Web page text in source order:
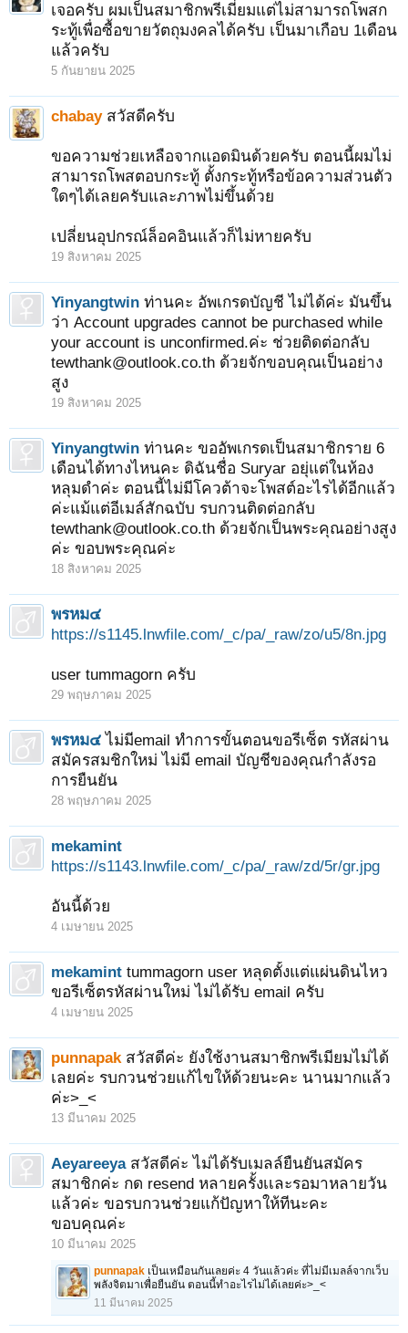
เจอครับ ผมเป็นสมาชิกพรีเมี่ยมแต่ไม่สามารถโพสก
ระทู้เพื่อซื้อขายวัตถุมงคลได้ครับ เป็นมาเกือบ 1เดือน
แล้วครับ
5 กันยายน 2025
chabay สวัสดีครับ
ขอความช่วยเหลือจากแอดมินด้วยครับ ตอนนี้ผมไม่
สามารถโพสตอบกระทู้ ตั้งกระทู้หรือข้อความส่วนตัว
ใดๆได้เลยครับและภาพไม่ขึ้นด้วย
เปลี่ยนอุปกรณ์ล็อคอินแล้วก็ไม่หายครับ
19 สิงหาคม 2025
Yinyangtwin ท่านคะ อัพเกรดบัญชี ไม่ได้ค่ะ มันขึ้น
ว่า Account upgrades cannot be purchased while
your account is unconfirmed.ค่ะ ช่วยติดต่อกลับ
tewthank@outlook.co.th ด้วยจักขอบคุณเป็นอย่าง
สูง
19 สิงหาคม 2025
Yinyangtwin ท่านคะ ขออัพเกรดเป็นสมาชิกราย 6
เดือนได้ทางไหนคะ ดิฉันชื่อ Suryar อยุ่แต่ในห้อง
หลุมดำค่ะ ตอนนี้ไม่มีโควต้าจะโพสต์อะไรได้อีกแล้ว
ค่ะแม้แต่อีเมล์สักฉบับ รบกวนติดต่อกลับ
tewthank@outlook.co.th ด้วยจักเป็นพระคุณอย่างสูง
ค่ะ ขอบพระคุณค่ะ
18 สิงหาคม 2025
พรหม๔
https://s1145.lnwfile.com/_c/pa/_raw/zo/u5/8n.jpg
user tummagorn ครับ
29 พฤษภาคม 2025
พรหม๔ ไม่มีemail ทำการขั้นตอนขอรีเซ็ต รหัสผ่าน
สมัครสมชิกใหม่ ไม่มี email บัญชีของคุณกำลังรอ
การยืนยัน
28 พฤษภาคม 2025
mekamint
https://s1143.lnwfile.com/_c/pa/_raw/zd/5r/gr.jpg
อันนี้ด้วย
4 เมษายน 2025
mekamint tummagorn user หลุดตั้งแต่แผ่นดินไหว
ขอรีเซ็ตรหัสผ่านใหม่ ไม่ได้รับ email ครับ
4 เมษายน 2025
punnapak สวัสดีค่ะ ยังใช้งานสมาชิกพรีเมียมไม่ได้
เลยค่ะ รบกวนช่วยแก้ไขให้ด้วยนะคะ นานมากแล้ว
ค่ะ>_<
13 มีนาคม 2025
Aeyareeya สวัสดีค่ะ ไม่ได้รับเมลล์ยืนยันสมัคร
สมาชิกค่ะ กด resend หลายครั้งเเละรอมาหลายวัน
แล้วค่ะ ขอรบกวนช่วยแก้ปัญหาให้ทีนะคะ
ขอบคุณค่ะ
10 มีนาคม 2025
punnapak เป็นเหมือนกันเลยค่ะ 4 วันแล้วค่ะ ที่ไม่มีเมลล์จากเว็บ
พลังจิตมาเพื่อยืนยัน ตอนนี้ทำอะไรไม่ได้เลยค่ะ>_<
11 มีนาคม 2025